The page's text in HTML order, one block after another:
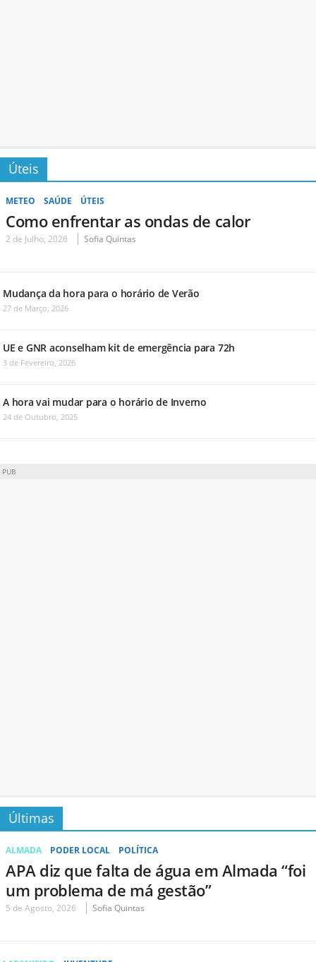
Úteis
METEO SAÚDE ÚTEIS
Como enfrentar as ondas de calor
2 de Julho, 2026 Sofia Quintas
Mudança da hora para o horário de Verão
27 de Março, 2026
UE e GNR aconselham kit de emergência para 72h
3 de Fevereiro, 2026
A hora vai mudar para o horário de Inverno
24 de Outubro, 2025
PUB
Últimas
ALMADA PODER LOCAL POLÍTICA
APA diz que falta de água em Almada “foi
um problema de má gestão”
5 de Agosto, 2026 Sofia Quintas